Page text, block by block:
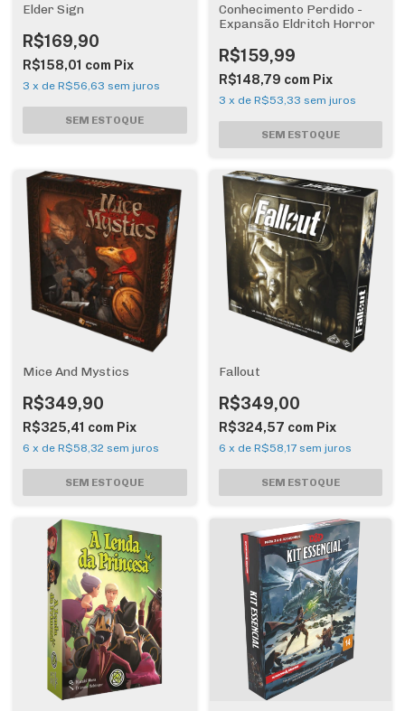
Elder Sign
R$169,90
R$158,01 com Pix
3 x de R$56,63 sem juros
Conhecimento Perdido -
Expansão Eldritch Horror
R$159,99
R$148,79 com Pix
3 x de R$53,33 sem juros
Mice And Mystics
R$349,90
R$325,41 com Pix
6 x de R$58,32 sem juros
Fallout
R$349,00
R$324,57 com Pix
6 x de R$58,17 sem juros